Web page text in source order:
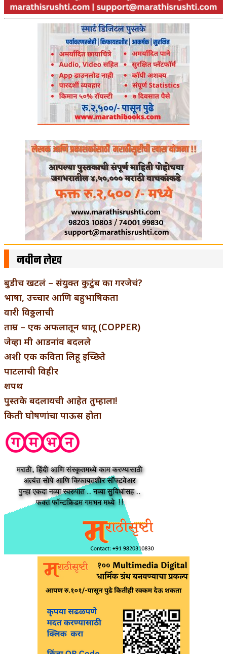
नवीन लेख
बुडीच खटलं – संयुक्त कुटुंब का गरजेचं?
भाषा, उच्चार आणि बहुभाषिकता
वारी विठ्ठलाची
ताम्र – एक अफलातून धातू (COPPER)
जेव्हा मी आडनांव बदलले
अशी एक कविता लिहू इच्छिते
पाटलाची विहीर
शपथ
पुस्तके बदलायची आहेत तुम्हाला!
किती घोषणांचा पाऊस होता